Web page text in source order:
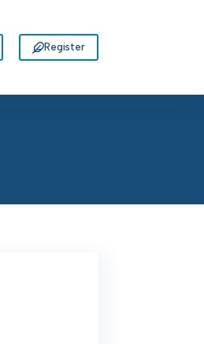
Register